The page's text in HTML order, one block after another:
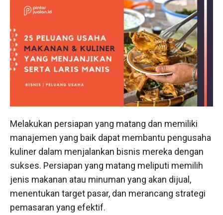
Melakukan persiapan yang matang dan memiliki
manajemen yang baik dapat membantu pengusaha
kuliner dalam menjalankan bisnis mereka dengan
sukses. Persiapan yang matang meliputi memilih
jenis makanan atau minuman yang akan dijual,
menentukan target pasar, dan merancang strategi
pemasaran yang efektif.